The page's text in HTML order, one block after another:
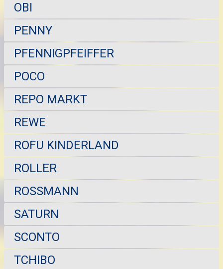
OBI
PENNY
PFENNIGPFEIFFER
POCO
REPO MARKT
REWE
ROFU KINDERLAND
ROLLER
ROSSMANN
SATURN
SCONTO
TCHIBO